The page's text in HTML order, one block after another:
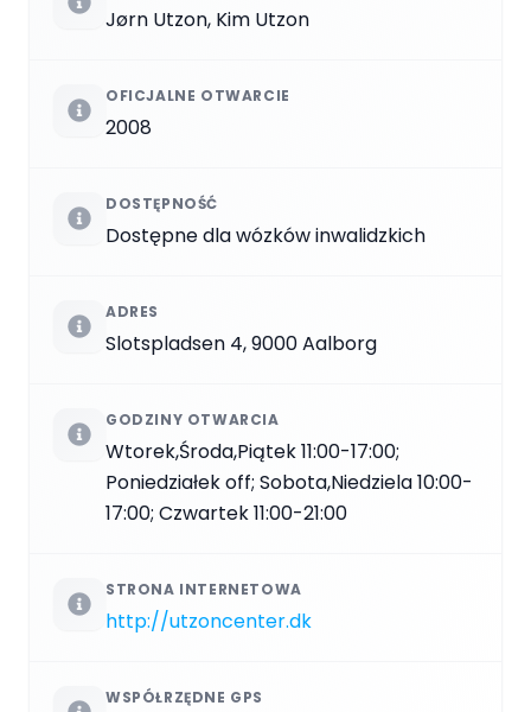
Jørn Utzon, Kim Utzon
OFICJALNE OTWARCIE
2008
DOSTĘPNOŚĆ
Dostępne dla wózków inwalidzkich
ADRES
Slotspladsen 4, 9000 Aalborg
GODZINY OTWARCIA
Wtorek,Środa,Piątek 11:00-17:00;
Poniedziałek off; Sobota,Niedziela 10:00-
17:00; Czwartek 11:00-21:00
STRONA INTERNETOWA
http://utzoncenter.dk
WSPÓŁRZĘDNE GPS